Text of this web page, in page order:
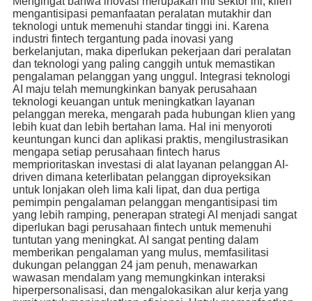
mengantisipasi pemanfaatan peralatan mutakhir dan
teknologi untuk memenuhi standar tinggi ini. Karena
industri fintech tergantung pada inovasi yang
berkelanjutan, maka diperlukan pekerjaan dari peralatan
dan teknologi yang paling canggih untuk memastikan
pengalaman pelanggan yang unggul. Integrasi teknologi
AI maju telah memungkinkan banyak perusahaan
teknologi keuangan untuk meningkatkan layanan
pelanggan mereka, mengarah pada hubungan klien yang
lebih kuat dan lebih bertahan lama. Hal ini menyoroti
keuntungan kunci dan aplikasi praktis, mengilustrasikan
mengapa setiap perusahaan fintech harus
memprioritaskan investasi di alat layanan pelanggan AI-
driven dimana keterlibatan pelanggan diproyeksikan
untuk lonjakan oleh lima kali lipat, dan dua pertiga
pemimpin pengalaman pelanggan mengantisipasi tim
yang lebih ramping, penerapan strategi AI menjadi sangat
diperlukan bagi perusahaan fintech untuk memenuhi
tuntutan yang meningkat. AI sangat penting dalam
memberikan pengalaman yang mulus, memfasilitasi
dukungan pelanggan 24 jam penuh, menawarkan
wawasan mendalam yang memungkinkan interaksi
hiperpersonalisasi, dan mengalokasikan alur kerja yang